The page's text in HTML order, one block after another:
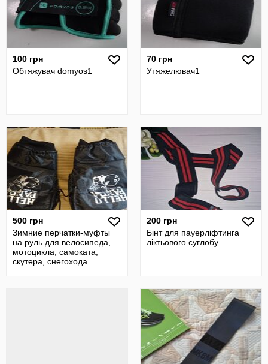
100 грн
Обтяжувач domyos1
70 грн
Утяжелювач1
500 грн
Зимние перчатки-муфты
на руль для велосипеда,
мотоцикла, самоката,
скутера, снегохода
200 грн
Бінт для пауерліфтинга
ліктьового суглобу